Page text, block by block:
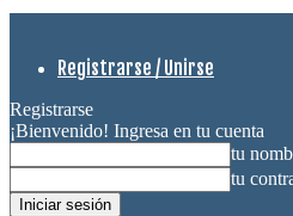
Registrarse / Unirse
Registrarse
¡Bienvenido! Ingresa en tu cuenta
tu
tu